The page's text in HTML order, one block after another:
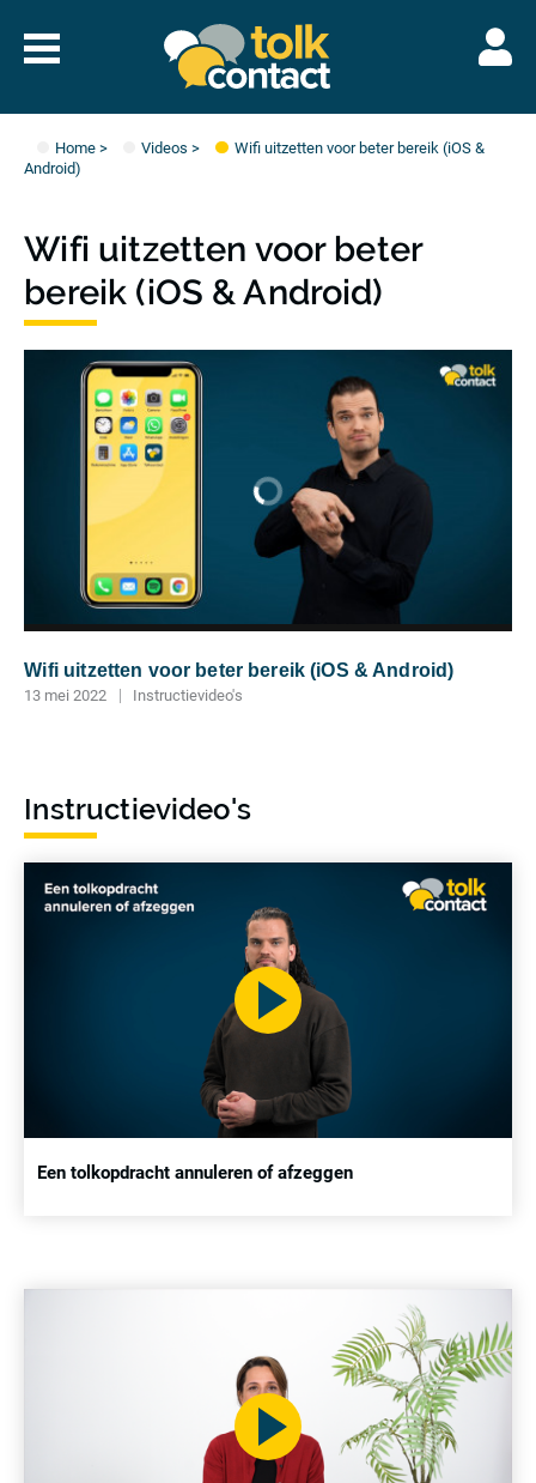
Naar
menu
Home> Videos >
Wifi uitzetten voor beter bereik (iOS &
Android)
Wifi uitzetten voor beter
bereik (iOS & Android)
Wifi uitzetten voor beter bereik (iOS & Android)
13 mei 2022 Instructievideo's
Instructievideo's
Een tolkopdracht annuleren of afzeggen